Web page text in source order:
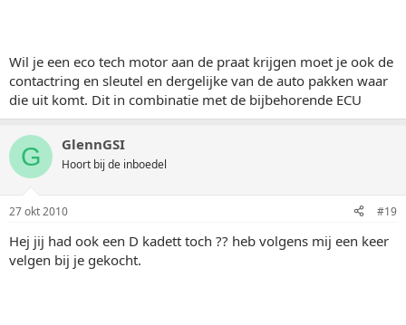
Wil je een eco tech motor aan de praat krijgen moet je ook de
contactring en sleutel en dergelijke van de auto pakken waar
die uit komt. Dit in combinatie met de bijbehorende ECU
G GlennGSI
Hoort bij de inboedel
27 okt 2010 #19
Hej jij had ook een D kadett toch ?? heb volgens mij een keer
velgen bij je gekocht.